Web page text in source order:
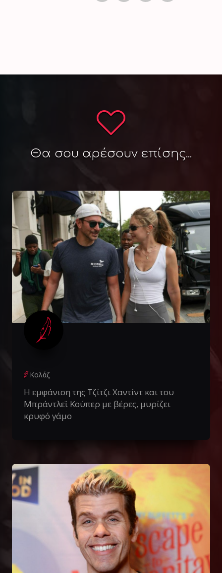
Θα σου αρέσουν επίσης...
Κολάζ
Η εμφάνιση της Τζίτζι Χαντίντ και του
Μπράντλεϊ Κούπερ με βέρες, μυρίζει
κρυφό γάμο